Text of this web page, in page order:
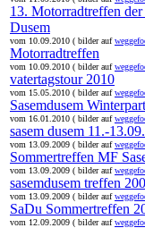
13. Motorradtreffen
Dusem
vom 10.09.2010 ( bilder auf
Motorradtreffen
vom 10.09.2010 ( bilder auf
vatertagstour 2010
vom 15.05.2010 ( bilder auf
Sasemdusem
vom 16.01.2010 ( bilder auf
sasem dusem 11.-
vom 13.09.2009 ( bilder auf
Sommertreffen MF
vom 13.09.2009 ( bilder auf
sasemdusem treffen
vom 13.09.2009 ( bilder auf
SaDu Sommertreffen
vom 12.09.2009 ( bilder auf